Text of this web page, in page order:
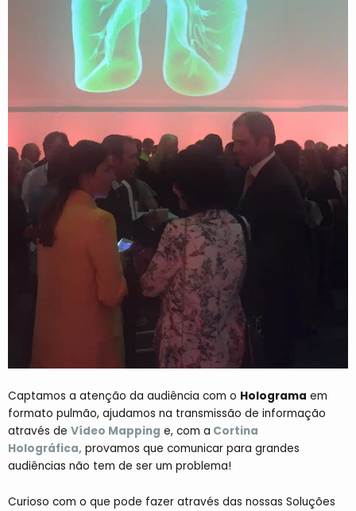
Captamos a atenção da audiência com o Holograma em
formato pulmão, ajudamos na transmissão de informação
através de Vídeo Mapping e, com a Cortina
Holográfica, provamos que comunicar para grandes
audiências não tem de ser um problema!
Curioso com o que pode fazer através das nossas Soluções